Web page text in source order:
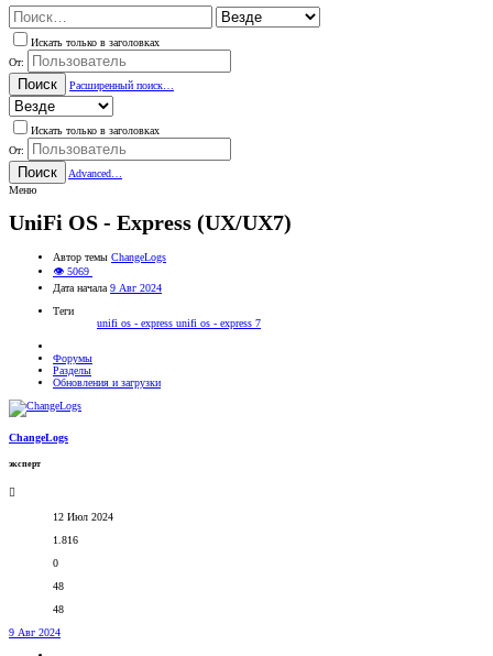
Искать только в заголовках
От:
Поиск Расширенный поиск…
Искать только в заголовках
От:
Поиск
Advanced…
Меню
UniFi OS - Express (UX/UX7)
Автор темы ChangeLogs
👁 5069
Дата начала 9 Авг 2024
Теги
unifi os - express unifi os - express 7
Форумы
Разделы
Обновления и загрузки
ChangeLogs
эксперт
12 Июл 2024
1.816
0
48
48
9 Авг 2024